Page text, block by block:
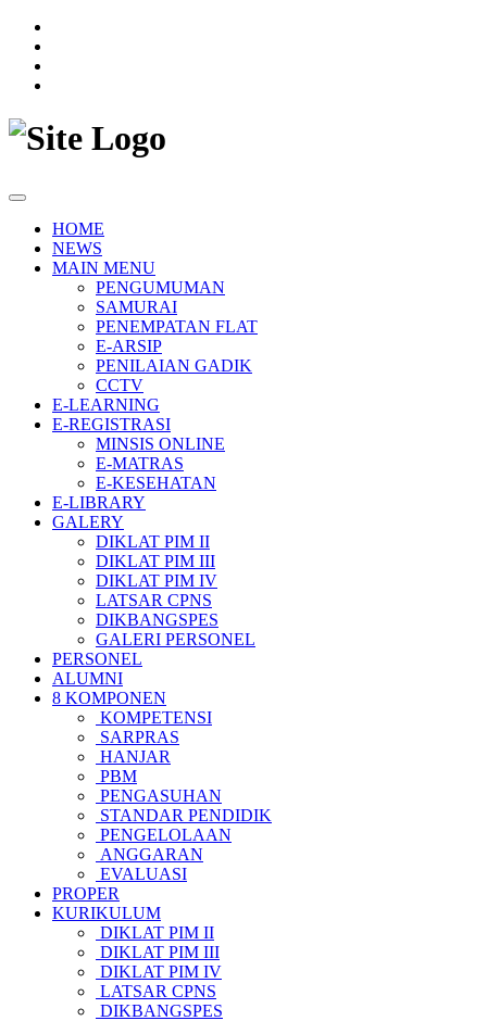
HOME
NEWS
MAIN MENU
PENGUMUMAN
SAMURAI
PENEMPATAN FLAT
E-ARSIP
PENILAIAN GADIK
CCTV
E-LEARNING
E-REGISTRASI
MINSIS ONLINE
E-MATRAS
E-KESEHATAN
E-LIBRARY
GALERY
DIKLAT PIM II
DIKLAT PIM III
DIKLAT PIM IV
LATSAR CPNS
DIKBANGSPES
GALERI PERSONEL
PERSONEL
ALUMNI
8 KOMPONEN
KOMPETENSI
SARPRAS
HANJAR
PBM
PENGASUHAN
STANDAR PENDIDIK
PENGELOLAAN
ANGGARAN
EVALUASI
PROPER
KURIKULUM
DIKLAT PIM II
DIKLAT PIM III
DIKLAT PIM IV
LATSAR CPNS
DIKBANGSPES